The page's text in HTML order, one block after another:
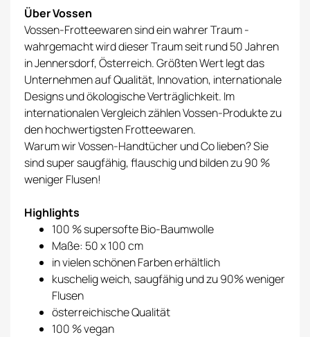
Über Vossen
Vossen-Frotteewaren sind ein wahrer Traum -
wahrgemacht wird dieser Traum seit rund 50 Jahren
in Jennersdorf, Österreich. Größten Wert legt das
Unternehmen auf Qualität, Innovation, internationale
Designs und ökologische Verträglichkeit. Im
internationalen Vergleich zählen Vossen-Produkte zu
den hochwertigsten Frotteewaren.
Warum wir Vossen-Handtücher und Co lieben? Sie
sind super saugfähig, flauschig und bilden zu 90 %
weniger Flusen!
Highlights
100 % supersofte Bio-Baumwolle
Maße: 50 x 100 cm
in vielen schönen Farben erhältlich
kuschelig weich, saugfähig und zu 90% weniger
Flusen
österreichische Qualität
100 % vegan